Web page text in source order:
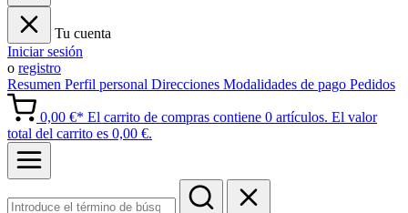
Tu cuenta
Iniciar sesión
o registro
Resumen Perfil personal Direcciones Modalidades de pago Pedidos
0,00 €* El carrito de compras contiene 0 artículos. El valor
total del carrito es 0,00 €.